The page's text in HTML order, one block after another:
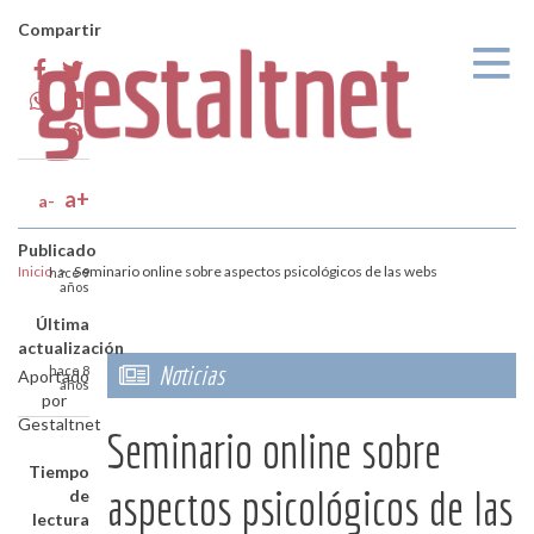
Inicio > Seminario online sobre aspectos psicológicos de las webs
Aportado
por
Gestaltnet
Tiempo
de
lectura
Compartir
a- a+
Publicado
hace 9
años
Última
actualización
hace 8
años
Noticias
Seminario online sobre
aspectos psicológicos de las